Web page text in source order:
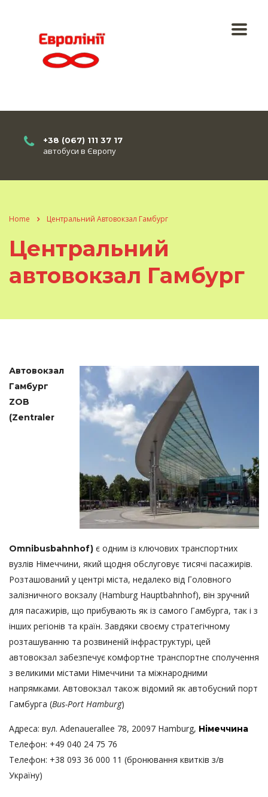
+38 (067) 111 37 17
автобуси в Європу
Home Центральний Автовокзал Гамбург
Центральний
автовокзал Гамбург
Автовокзал
Гамбург
ZOB
(Zentraler
Omnibusbahnhof) є одним із ключових транспортних
вузлів Німеччини, який щодня обслуговує тисячі пасажирів.
Розташований у центрі міста, недалеко від Головного
залізничного вокзалу (Hamburg Hauptbahnhof), він зручний
для пасажирів, що прибувають як із самого Гамбурга, так і з
інших регіонів та країн. Завдяки своєму стратегічному
розташуванню та розвиненій інфраструктурі, цей
автовокзал забезпечує комфортне транспортне сполучення
з великими містами Німеччини та міжнародними
напрямками. Автовокзал також відомий як автобусний порт
Гамбурга (Bus-Port Hamburg)
Адреса: вул. Adenauerallee 78, 20097 Hamburg, Німеччина
Телефон: +49 040 24 75 76
Телефон: +38 093 36 000 11 (бронювання квитків з/в
Україну)